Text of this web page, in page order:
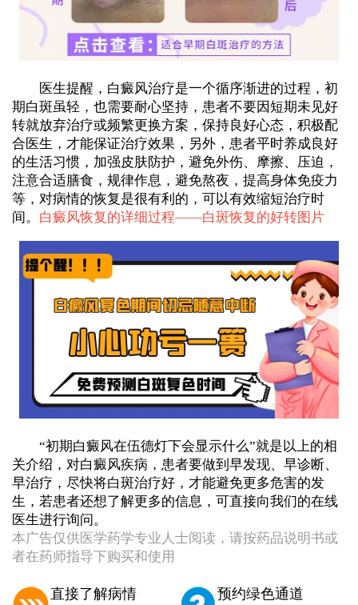
医生提醒，白癜风治疗是一个循序渐进的过程，初
期白斑虽轻，也需要耐心坚持，患者不要因短期未见好
转就放弃治疗或频繁更换方案，保持良好心态，积极配
合医生，才能保证治疗效果，另外，患者平时养成良好
的生活习惯，加强皮肤防护，避免外伤、摩擦、压迫，
注意合适膳食，规律作息，避免熬夜，提高身体免疫力
等，对病情的恢复是很有利的，可以有效缩短治疗时
间。 白癜风恢复的详细过程——白斑恢复的好转图片
“初期白癜风在伍德灯下会显示什么”就是以上的相
关介绍，对白癜风疾病，患者要做到早发现、早诊断、
早治疗，尽快将白斑治疗好，才能避免更多危害的发
生，若患者还想了解更多的信息，可直接向我们的在线
医生进行询问。
本广告仅供医学药学专业人士阅读，请按药品说明书或
者在药师指导下购买和使用
直接了解病情 预约绿色通道